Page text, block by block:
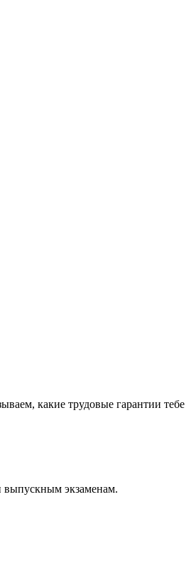
какие трудовые гарантии тебе
выпускным экзаменам.